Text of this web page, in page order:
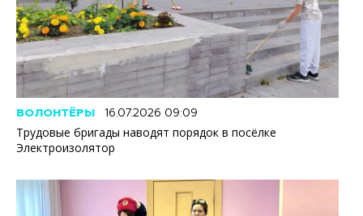
ВОЛОНТЁРЫ 16.07.2026 09:09
Трудовые бригады наводят порядок в посёлке
Электроизолятор